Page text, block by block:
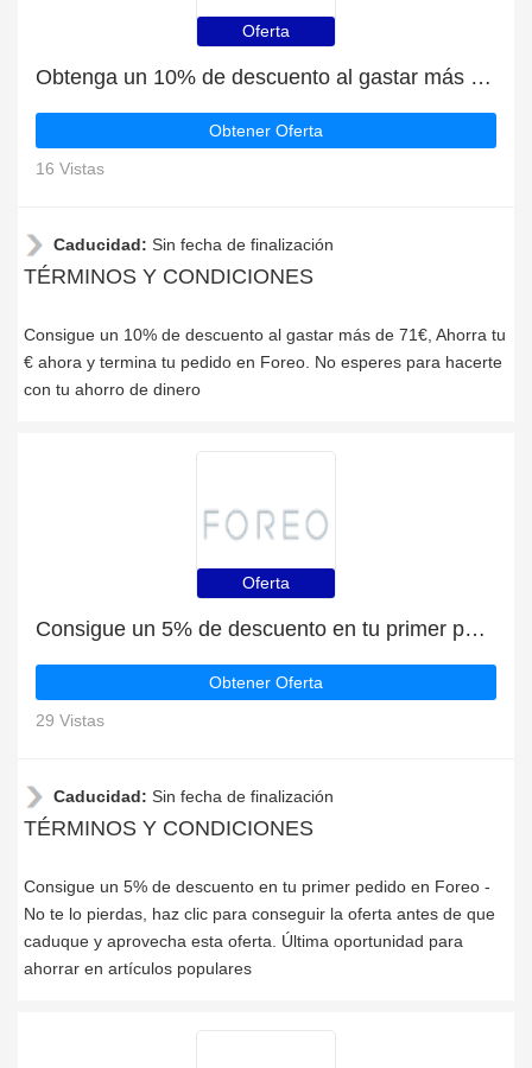
Oferta
Obtenga un 10% de descuento al gastar más de 71€
Obtener Oferta
16 Vistas
Caducidad: Sin fecha de finalización
TÉRMINOS Y CONDICIONES
Consigue un 10% de descuento al gastar más de 71€, Ahorra tu
€ ahora y termina tu pedido en Foreo. No esperes para hacerte
con tu ahorro de dinero
Oferta
Consigue un 5% de descuento en tu primer pedido en Foreo
Obtener Oferta
29 Vistas
Caducidad: Sin fecha de finalización
TÉRMINOS Y CONDICIONES
Consigue un 5% de descuento en tu primer pedido en Foreo -
No te lo pierdas, haz clic para conseguir la oferta antes de que
caduque y aprovecha esta oferta. Última oportunidad para
ahorrar en artículos populares